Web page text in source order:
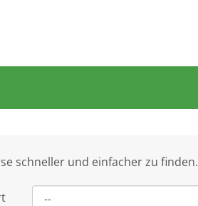
schneller und einfacher zu finden.